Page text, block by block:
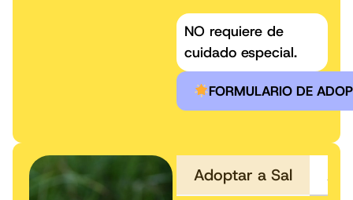
NO requiere de
cuidado especial.
FORMULARIO DE
Adoptar a Sal